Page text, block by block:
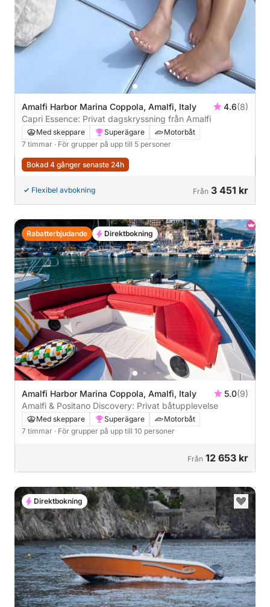
Amalfi Harbor Marina Coppola, Amalfi, Italy 4.6(8)
Capri Essence: Privat dagskryssning från Amalfi
Med skeppare Superägare
Motorbåt
7 timmar · För grupper på upp till 5 personer
Bokad 4 gånger senaste 24h
Flexibel avbokning Från 3 451 kr
Amalfi Harbor Marina Coppola, Amalfi, Italy 5.0(9)
Amalfi & Positano Discovery: Privat båtupplevelse
Med skeppare Superägare
Motorbåt
7 timmar · För grupper på upp till 10 personer
Från 12 653 kr
Rabatterbjudande Direktbokning
Direktbokning